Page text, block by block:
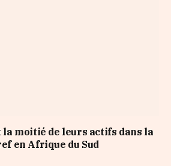
la moitié de leurs actifs dans la
en Afrique du Sud